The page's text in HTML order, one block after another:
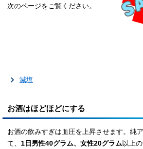
次のページをご覧ください。
減塩
お酒はほどほどにする
お酒の飲みすぎは血圧を上昇させます。純
て、 1日男性40グラム、女性20グラム 以上